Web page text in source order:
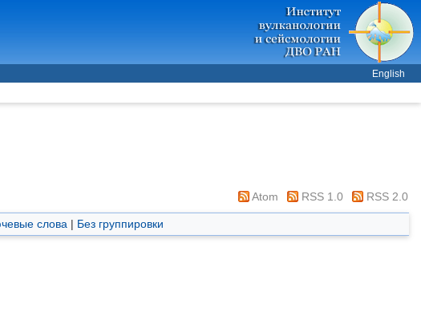
English
Atom RSS 1.0 RSS 2.0
слова | Без группировки